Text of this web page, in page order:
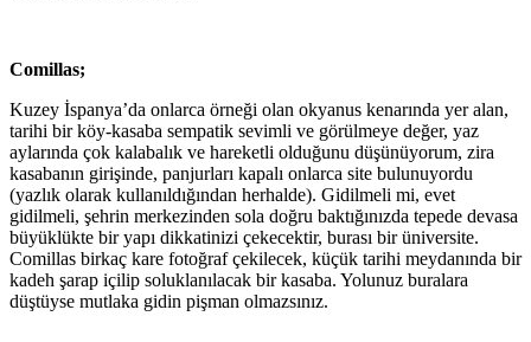
Comillas;
Kuzey İspanya’da onlarca örneği olan okyanus kenarında yer alan,
tarihi bir köy-kasaba sempatik sevimli ve görülmeye değer, yaz
aylarında çok kalabalık ve hareketli olduğunu düşünüyorum, zira
kasabanın girişinde, panjurları kapalı onlarca site bulunuyordu
(yazlık olarak kullanıldığından herhalde). Gidilmeli mi, evet
gidilmeli, şehrin merkezinden sola doğru baktığınızda tepede devasa
büyüklükte bir yapı dikkatinizi çekecektir, burası bir üniversite.
Comillas birkaç kare fotoğraf çekilecek, küçük tarihi meydanında bir
kadeh şarap içilip soluklanılacak bir kasaba. Yolunuz buralara
düştüyse mutlaka gidin pişman olmazsınız.